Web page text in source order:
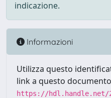
indicazione.
Informazioni
Utilizza questo
link a questo
https://hdl.handle.net/